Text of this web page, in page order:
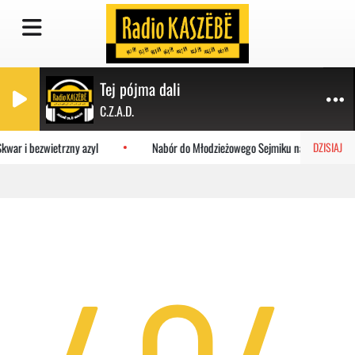
Tej pójma dali
C.Z.A.D.
DZISIAJ
i bezwietrzny azyl Nabór do Młodzieżowego Sejmiku na Pomorzu.